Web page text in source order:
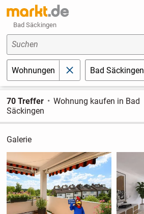
Bad Säckingen
Suchen
Wohnungen schließenBad Säckingen
70 Treffer
Wohnung kaufen in Bad
Säckingen
Galerie